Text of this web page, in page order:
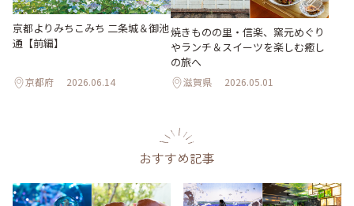
京都よりみちこみち 二条城＆御池
通【前編】
京都府 2026.06.14
焼きものの里・信楽、窯元めぐり
やランチ＆スイーツを楽しむ癒し
の旅へ
滋賀県 2026.05.01
おすすめ記事